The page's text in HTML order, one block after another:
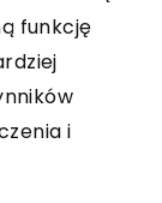
funkcję
i